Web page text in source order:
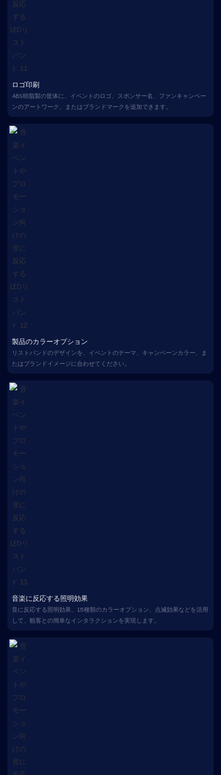
ロゴ印刷
ABS樹脂製の筐体に、イベントのロゴ、スポンサー名、ファンキャンペー
ンのアートワーク、またはブランドマークを追加できます。
製品のカラーオプション
リストバンドのデザインを、イベントのテーマ、キャンペーンカラー、ま
たはブランドイメージに合わせてください。
音楽に反応する照明効果
音に反応する照明効果、15種類のカラーオプション、点滅効果などを活用
して、観客との簡単なインタラクションを実現します。